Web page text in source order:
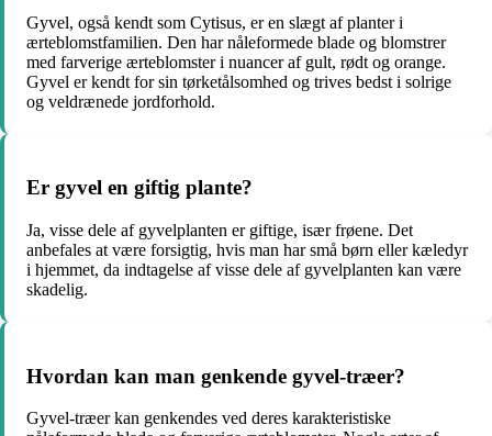
Gyvel, også kendt som Cytisus, er en slægt af planter i
ærteblomstfamilien. Den har nåleformede blade og blomstrer
med farverige ærteblomster i nuancer af gult, rødt og orange.
Gyvel er kendt for sin tørketålsomhed og trives bedst i solrige
og veldrænede jordforhold.
Er gyvel en giftig plante?
Ja, visse dele af gyvelplanten er giftige, især frøene. Det
anbefales at være forsigtig, hvis man har små børn eller kæledyr
i hjemmet, da indtagelse af visse dele af gyvelplanten kan være
skadelig.
Hvordan kan man genkende gyvel-træer?
Gyvel-træer kan genkendes ved deres karakteristiske